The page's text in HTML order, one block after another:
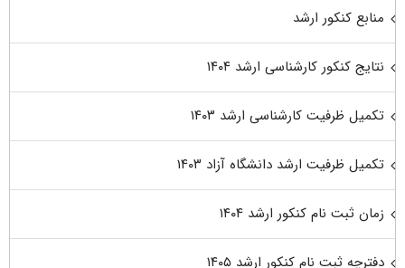
منابع کنکور ارشد
نتایج کنکور کارشناسی ارشد ۱۴۰۴
تکمیل ظرفیت کارشناسی ارشد ۱۴۰۳
تکمیل ظرفیت ارشد دانشگاه آزاد ۱۴۰۳
زمان ثبت نام کنکور ارشد ۱۴۰۴
دفترچه ثبت نام کنکور ارشد ۱۴۰۵